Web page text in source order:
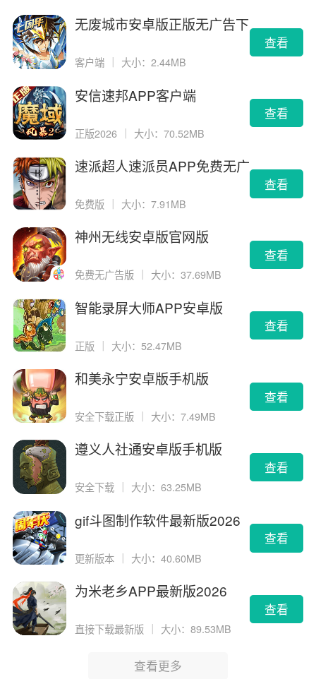
无废城市安卓版正版无广告下
客户端 大小：2.44MB
查看
安信速邦APP客户端
正版2026 ｜ 大小：70.52MB
查看
速派超人速派员APP免费无广
免费版 大小：7.91MB
查看
神州无线安卓版官网版
免费无广告版 大小：37.69MB
查看
智能录屏大师APP安卓版
正版 ｜ 大小：52.47MB
查看
和美永宁安卓版手机版
安全下载正版 大小：7.49MB
查看
遵义人社通安卓版手机版
安全下载 大小：63.25MB
查看
gif斗图制作软件最新版2026
更新版本 ｜ 大小：40.60MB
查看
为米老乡APP最新版2026
直接下载最新版 大小：89.53MB
查看
查看更多